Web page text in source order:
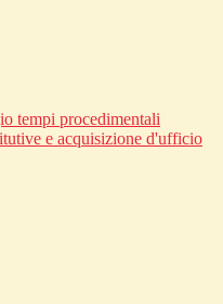
tempi procedimentali
e acquisizione d'ufficio